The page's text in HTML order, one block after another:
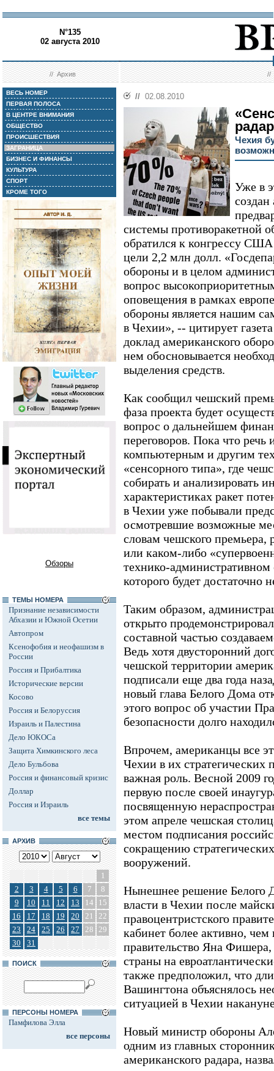
N°135
02 августа 2010
//Архив //
ВЕСЬ НОМЕР
ПЕРВАЯ ПОЛОСА
В ЦЕНТРЕ ВНИМАНИЯ
ОБЩЕСТВО
ПРОИСШЕСТВИЯ
ЗАГРАНИЦА
БИЗНЕС И ФИНАНСЫ
КУЛЬТУРА
СПОРТ
КРОМЕ ТОГО
Обзоры
ТЕМЫ НОМЕРА
Признание независимости
Абхазии и Южной Осетии
Автопром
Ксенофобия и неофашизм в
России
Россия и Прибалтика
Исторические версии
Косово
Россия и Белоруссия
Израиль и Палестина
Дело ЮКОСа
Защита Химкинского леса
Дело Бульбова
Россия и финансовый кризис
Доллар
Россия и Израиль
все темы
АРХИВ
1
2
3 4 5 6 7
8
9
10 11 12 13 14
15
16
17 18 19 20 21
22
23
24 25 26 27 28 29
30
31
ПОИСК
ПЕРСОНЫ НОМЕРА
Памфилова Элла
все персоны
// 02.08.2010
Чехия
Уже в
системы противоракетной
обратился к конгрессу
цели 2,2 млн долл.
обороны и в целом
вопрос
оповещения в рамках
обороны является нашим
в Чехии», -- цитирует
доклад американского
нем обосновывается
выделения средств.
Как сообщил чешский
фаза проекта будет
вопрос о дальнейшем
переговоров. Пока что речь
компьютерным и другим
«сенсорного типа», где
собирать и анализировать
характеристиках ракет
в Чехии уже побывали
осмотревшие возможные
словам чешского премьера,
или каком-либо
технико-
которого будет достаточно
Таким образом,
открыто
составной частью
Ведь хотя двусторонний
чешской территории
подписали еще два года
новый глава Белого Дома
этого вопрос об участии
безопасности долго
Впрочем, американцы все
Чехии в их стратегических
важная роль. Весной 2009
первую после своей
посвященную
этом апреле чешская
местом подписания
сокращению
вооружений.
Нынешнее решение Белого
власти в Чехии после
правоцентристского
кабинет более активно,
правительство Яна
страны на
также предположил, что
Вашингтона объяснялось
ситуацией в Чехии
Новый министр обороны
одним из главных
американского радара,